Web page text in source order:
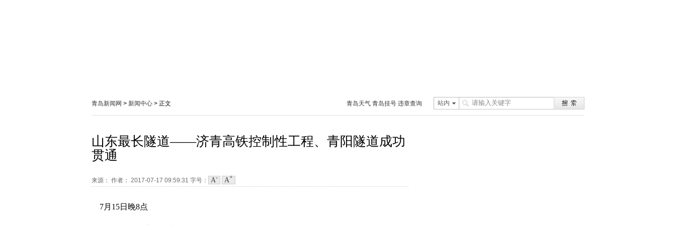
站内
青岛天气 青岛挂号 违章查询
青岛新闻网 > 新闻中心 > 正文
山东最长隧道——济青高铁控制性工程、青阳隧道成功
贯通
来源： 作者： 2017-07-17 09:59:31 字号： A- A+
7月15日晚8点